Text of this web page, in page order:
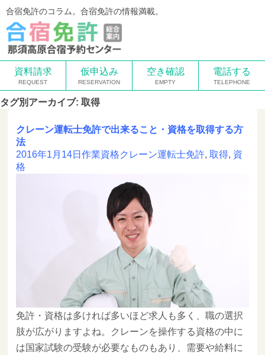
合宿免許のコラム。合宿免許の情報満載。
資料請求 仮申込み 空き確認 電話する
タグ別アーカイブ: 取得
クレーン運転士免許で出来ること・資格を取得する方
法
2016年1月14日 作業資格クレーン運転士免許, 取得, 資
格
免許・資格は多ければ多いほど求人も多く、職の選択
肢が広がりますよね。クレーンを操作する資格の中に
は国家試験の受験が必要なものもあり、需要や給料に